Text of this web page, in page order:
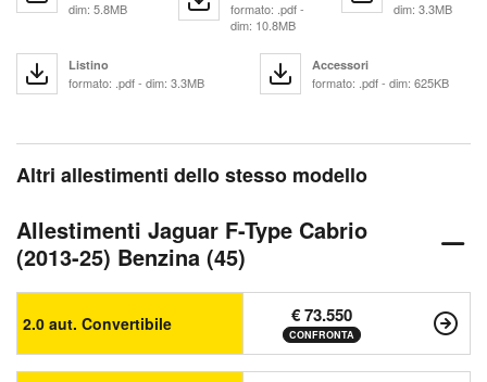
dim: 5.8MB
formato: .pdf -
dim: 10.8MB
dim: 3.3MB
Listino
formato: .pdf - dim: 3.3MB
Accessori
formato: .pdf - dim: 625KB
Altri allestimenti dello stesso modello
Allestimenti Jaguar F-Type Cabrio
(2013-25) Benzina (45)
2.0 aut. Convertibile € 73.550
CONFRONTA